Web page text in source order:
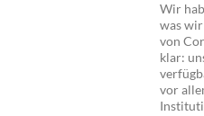
Wir
was
von
klar:
vor